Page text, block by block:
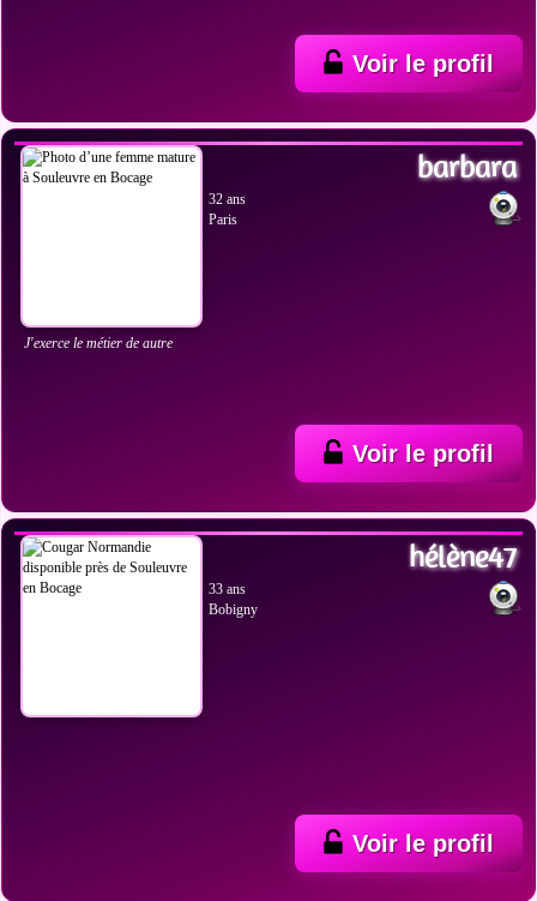
Voir le profil
barbara
32 ans
Paris
J'exerce le métier de autre
Voir le profil
VOIR LES PHOTOS
hélène47
33 ans
Bobigny
Voir le profil